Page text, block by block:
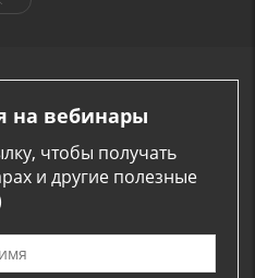
на вебинары
чтобы получать
и другие полезные